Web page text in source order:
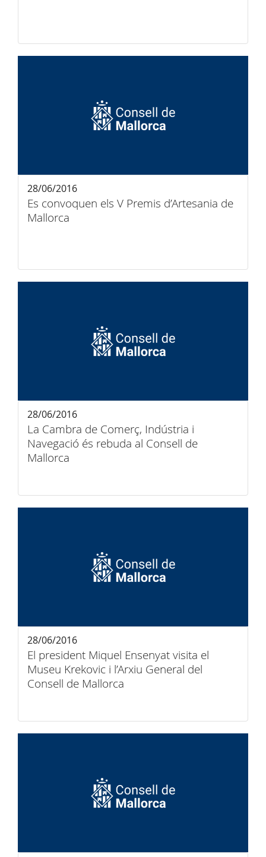
Es convoquen els V Premis d’Artesania de
Mallorca
28/06/2016
La Cambra de Comerç, Indústria i
Navegació és rebuda al Consell de
Mallorca
28/06/2016
El president Miquel Ensenyat visita el
Museu Krekovic i l’Arxiu General del
Consell de Mallorca
28/06/2016